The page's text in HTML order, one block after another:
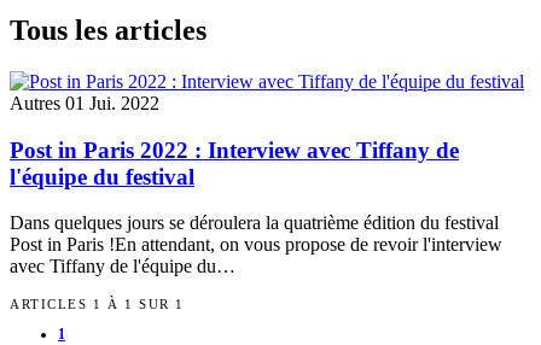
Tous les articles
Autres 01 Jui. 2022
Post in Paris 2022 : Interview avec Tiffany de
l'équipe du festival
Dans quelques jours se déroulera la quatrième édition du festival
Post in Paris !En attendant, on vous propose de revoir l'interview
avec Tiffany de l'équipe du…
ARTICLES 1 À 1 SUR 1
1